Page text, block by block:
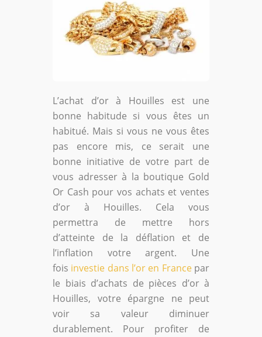
L’achat d’or à Houilles est une
bonne habitude si vous êtes un
habitué. Mais si vous ne vous êtes
pas encore mis, ce serait une
bonne initiative de votre part de
vous adresser à la boutique Gold
Or Cash pour vos achats et ventes
d’or à Houilles. Cela vous
permettra de mettre hors
d’atteinte de la déflation et de
l’inflation votre argent. Une
fois investie dans l’or en Francepar
le biais d’achats de pièces d’or à
Houilles, votre épargne ne peut
voir sa valeur diminuer
durablement. Pour profiter de